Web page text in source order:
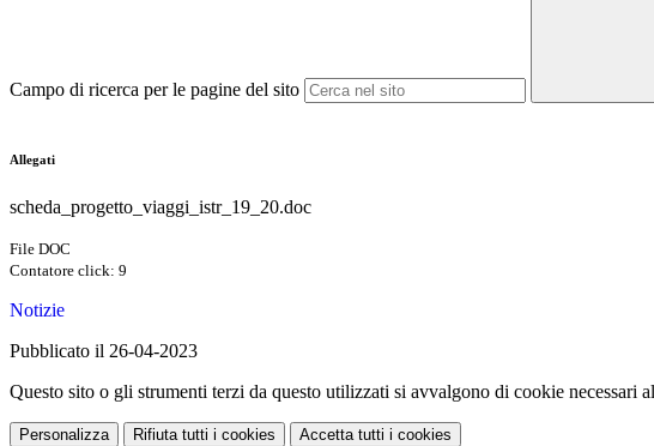
Campo di ricerca per le pagine del sito
Allegati
scheda_progetto_viaggi_istr_19_20.doc
File DOC
Contatore click: 9
Notizie
Pubblicato il 26-04-2023
Questo sito o gli strumenti terzi da questo utilizzati si avvalgono di cookie necessari
Personalizza Rifiuta tutti i cookies Accetta tutti i cookies